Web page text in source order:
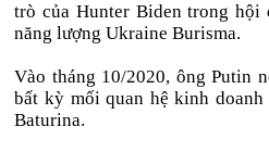
trò của Hunter Biden trong
năng lượng Ukraine Burisma.
Vào tháng 10/2020, ông Putin
bất kỳ mối quan hệ kinh
Baturina.